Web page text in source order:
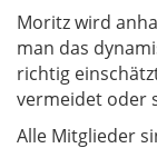
Moritz wird
man das
richtig
vermeidet oder
Alle Mitglieder